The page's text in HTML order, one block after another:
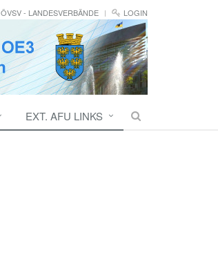
ÖVSV - LANDESVERBÄNDE LOGIN
EXT. AFU LINKS